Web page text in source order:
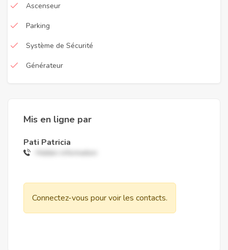
Ascenseur
Parking
Système de Sécurité
Générateur
Mis en ligne par
Pati Patricia
Hidden information
Connectez-vous pour voir les contacts.